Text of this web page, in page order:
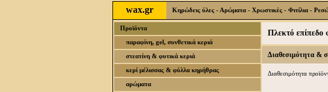
wax.gr Κηρώδεις ύλες - Αρώματα - Χρωστικές - Φιτίλια -
Προϊόντα
παραφίνη, gel, συνθετικά κεριά
στεατίνη & φυτικά κεριά
κερί μέλισσας & φύλλα κηρήθρας
αρώματα
Πλεκτό επίπεδο
Διαθεσιμότητα &
Διαθεσιμότητα